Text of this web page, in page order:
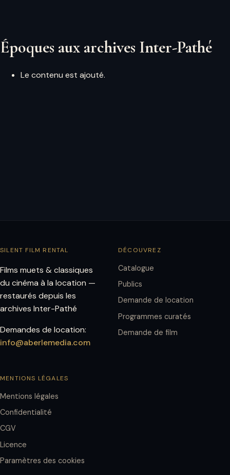
Époques aux archives Inter-Pathé
Le contenu est ajouté.
SILENT FILM RENTAL
Films muets & classiques
du cinéma à la location —
restaurés depuis les
archives Inter-Pathé
Demandes de location:
info@aberlemedia.com
DÉCOUVREZ
Catalogue
Publics
Demande de location
Programmes curatés
Demande de film
MENTIONS LÉGALES
Mentions légales
Confidentialité
CGV
Licence
Paramètres des cookies